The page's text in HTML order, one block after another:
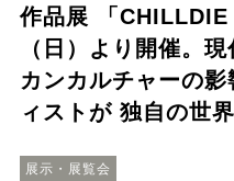
作品展 「
（⽇）より開催。
カンカルチャーの
ィストが 独⾃の世
展示・展覧会